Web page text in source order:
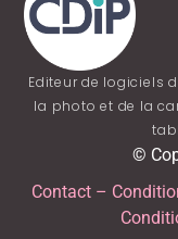
Editeur de logiciels
la photo et de la
©
Contact–